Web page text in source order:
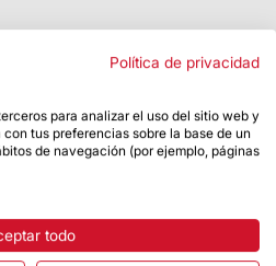
la misa del Pollito,
para que los más pequeños
Navidad. La ceremonia la
de la fachada del Nacimiento
a la celebración.
Política de privacidad
para analizar el uso del sitio web y
tus preferencias sobre la base de un
de navegación (por ejemplo, páginas
todo